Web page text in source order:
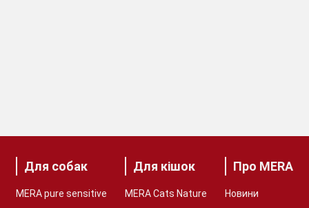
Для собак
MERA pure sensitive
Для кішок
MERA Cats Nature
Про MERA
Новини